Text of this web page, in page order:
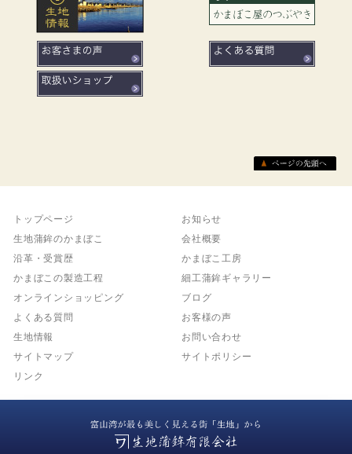
トップページ
お知らせ
生地蒲鉾のかまぼこ
会社概要
沿革・受賞歴
かまぼこ工房
かまぼこの製造工程
細工蒲鉾ギャラリー
オンラインショッピング
ブログ
よくある質問
お客様の声
生地情報
お問い合わせ
サイトマップ
サイトポリシー
リンク